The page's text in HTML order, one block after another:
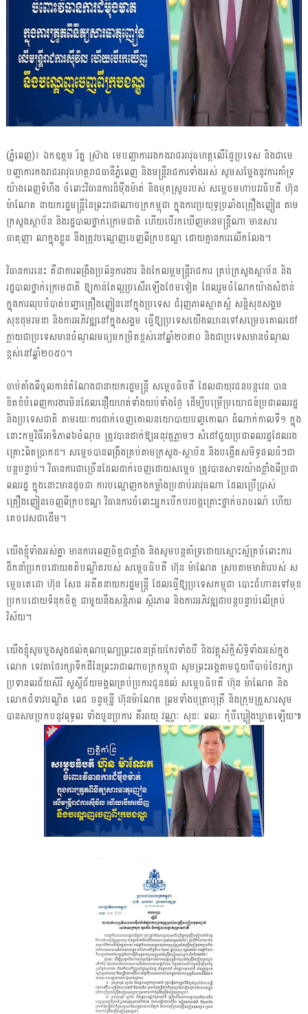
(ភ្នំពេញ)៖ ឯកឧត្តម រ័ត្ន ស្រ៊ាង មេបញ្ជាការរងកងរាជអាវុធហត្ថលើផ្ទៃប្រទេស និងជាមេ
បញ្ជាការកងរាជអាវុធហត្ថរាជធានីភ្នំពេញ និងមន្ត្រីរាជការទាំងអស់ សូមសម្តែងនូវការគាំទ្រ
យ៉ាងពេញទំហឹង ចំពោះវិធានការដ៏ម៉ឺងម៉ាត់ និងមុតស្រួចរបស់ សម្តេចមហាបវរធិបតី ហ៊ុន
ម៉ាណែត នាយករដ្ឋមន្រ្តីនៃព្រះរាជាណាចក្រកម្ពុជា ក្នុងការប្រយុទ្ធប្រឆាំងគ្រឿងញៀន តាម
ក្រសួងស្ថាប័ន និងរដ្ឋបាលថ្នាក់ក្រោមជាតិ ហើយបើរកឃើញមានមន្រ្តីណា មានសារ
ធាតុញា ណក្នុងខ្លួន នឹងត្រូវបណ្តេញចេញពីក្របខណ្ឌ ដោយគ្មានការលើកលែង។
វិធានការនេះ គឺជាការពង្រឹងប្រព័ន្ធការងារ និងកែលម្អមន្រ្តីរាជការ គ្រប់ក្រសួងស្ថាប័ន និង
រដ្ឋបាលថ្នាក់ក្រោមជាតិ ឱ្យកាន់តែល្អប្រសើរឡើងថែមទៀត ដែលរួមចំណែកយ៉ាងសំខាន់
ក្នុងការលុបបំបាត់បញ្ហាគ្រឿងញៀននៅក្នុងប្រទេស ជំរុញភាពស្អាតស្អំ សន្តិសុខសង្គម
សុខដុមរមនា និងការអភិវឌ្ឍនៅក្នុងសង្គម ធ្វើឱ្យប្រទេសយើងឈានទៅសម្រេចគោលដៅ
ក្លាយជាប្រទេសមានចំណូលមធ្យមកម្រិតខ្ពស់នៅឆ្នាំ២០៣០ និងជាប្រទេសមានចំណូល
ខ្ពស់នៅឆ្នាំ២០៥០។
ចាប់តាំងពីចូលកាន់តំណែងជានាយករដ្ឋមន្រ្តី សម្តេចធិបតី ដែលជាយុវជនបន្តវេន បាន
ខិតខំបំពេញការងារមិនដែលនឿយហត់ទាំងយប់ទាំងថ្ងៃ ដើម្បីបម្រើប្រយោជន៍ប្រជាពលរដ្ឋ
និងប្រទេសជាតិ តាមរយៈការដាក់ចេញគោលនយោបាយបញ្ចកោណ ដំណាក់កាលទី១ ក្នុង
នោះកម្មវិធីអាទិភាព៦ចំណុច ត្រូវបានដាក់ឱ្យអនុវត្តភ្លាមៗ សំដៅជួយប្រជាពលរដ្ឋដែលរង
គ្រោះពិតប្រាកដ។ សម្តេចបានពង្រឹងគ្រប់តាមក្រសួង-ស្ថាប័ន និងបង្កើតសមិទ្ធផលធំៗជា
បន្តបន្ទាប់។ វិធានការជាច្រើនដែលដាក់ចេញដោយសម្តេច ត្រូវបានសាទរយ៉ាងខ្លាំងពីប្រជា
ពលរដ្ឋ ក្នុងនោះមានដូចជា ការបណ្តេញកងកម្លាំងប្រដាប់អាវុធណា ដែលប្រើប្រាស់
គ្រឿងញៀនចេញពីក្របខណ្ឌ វិធានការចំពោះអ្នកបើកបរបង្កគ្រោះថ្នាក់ចរាចរណ៍ ហើយ
គេចវេសជាដើម។
យើងខ្ញុំទាំងអស់គ្នា មានការពេញចិត្តជាខ្លាំង និងសូមបន្តគាំទ្រដោយស្មោះស្ម័គ្រចំពោះការ
ដឹកនាំប្រកបដោយគតិបណ្ឌិតរបស់ សម្តេចធិបតី ហ៊ុន ម៉ាណែត ស្របតាមមាគ៌ារបស់ ស
ម្តេចតេជោ ហ៊ុន សែន អតីតនាយករដ្ឋមន្រ្តី ដែលធ្វើឱ្យប្រទេសកម្ពុជា បោះជំហានទៅមុខ
ប្រកបដោយទំនុកចិត្ត ជាមួយនឹងសន្តិភាព ស្ថិរភាព និងការអភិវឌ្ឍជាបន្តបន្ទាប់លើគ្រប់
វិស័យ។
យើងខ្ញុំសូមបួងសួងដល់គុណបុណ្យព្រះរតនត្រ័យកែវទាំងបី និងវត្ថុស័ក្ដិសិទ្ធិទាំងអស់ក្នុង
លោក ទេវតាថែរក្សាទឹកដីនៃព្រះរាជាណាចក្រកម្ពុជា សូមព្រះអង្គតាមជួយបីបាច់ថែរក្សា
ប្រទានពរជ័យសិរី សួស្តីជ័យមង្គលគ្រប់ប្រការជូនដល់ សម្តេចធិបតី ហ៊ុន ម៉ាណែត និង
លោកជំទាវបណ្ឌិត ពេជ ចន្ទមុន្នី ហ៊ុនម៉ាណែត ព្រមទាំងបុត្រាបុត្រី និងក្រុមគ្រួសារសូម
បានសមប្រកបនូវពុទ្ធពរ ទាំងបួនប្រការ គឺអាយុ វណ្ណៈ សុខៈ ពលៈ កុំបីឃ្លៀងឃ្លាតឡើយ៕